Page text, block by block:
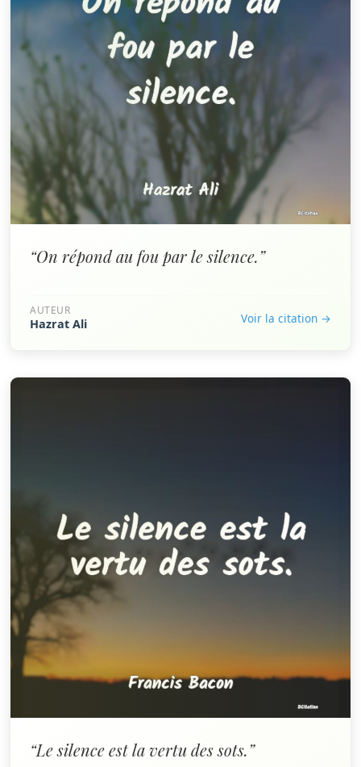
“On répond au fou par le silence.”
AUTEUR
Hazrat Ali Voir la citation →
“Le silence est la vertu des sots.”